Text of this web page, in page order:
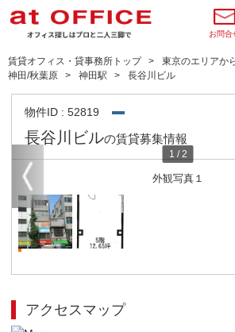
お問合
賃貸オフィス・貸事務所トップ 東京のエリアか
神田/秋葉原
神田駅 長谷川ビル
物件ID : 52819
長谷川ビルの賃貸募集情報
外観写真１
1 /2
アクセスマップ